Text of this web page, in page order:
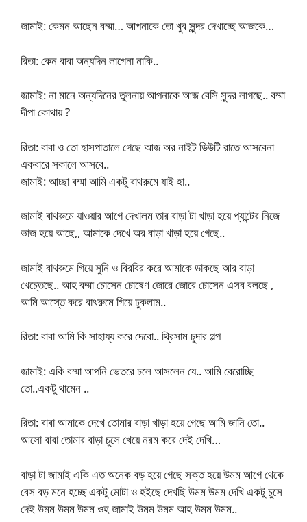
জামাই: কেমন আছেন বম্মা… আপনাকে তো খুব সুন্দর দেখাচ্ছে আজকে…
রিতা: কেন বাবা অন্যদিন লাগেনা নাকি..
জামাই: না মানে অন্যদিনের তুলনায় আপনাকে আজ বেসি সুন্দর লাগছে.. বম্মা
দীপা কোথায় ?
রিতা: বাবা ও তো হাসপাতালে গেছে আজ অর নাইট ডিউটি রাতে আসবেনা
একবারে সকালে আসবে..
জামাই: আচ্ছা বম্মা আমি একটু বাথরুমে যাই হা..
জামাই বাথরুমে যাওয়ার আগে দেখালম তার বাড়া টা খাড়া হয়ে প্যান্টের নিজে
ভাজ হয়ে আছে,, আমাকে দেখে অর বাড়া খাড়া হয়ে গেছে..
জামাই বাথরুমে গিয়ে সুনি ও বিরবির করে আমাকে ডাকছে আর বাড়া
খেচ্তেছে.. আহ বম্মা চোসেন চোষেণ জোরে জোরে চোসেন এসব বলছে ,
আমি আস্তে করে বাথরুমে গিয়ে ঢুকলাম..
রিতা: বাবা আমি কি সাহায্য করে দেবো.. থ্রিসাম চুদার গল্প
জামাই: একি বম্মা আপনি ভেতরে চলে আসলেন যে.. আমি বেরোচ্ছি
তো..একটু থামেন ..
রিতা: বাবা আমাকে দেখে তোমার বাড়া খাড়া হয়ে গেছে আমি জানি তো..
আসো বাবা তোমার বাড়া চুসে খেয়ে নরম করে দেই দেখি…
বাড়া টা জামাই একি এত অনেক বড় হয়ে গেছে সক্ত হয়ে উমম আগে থেকে
বেস বড় মনে হচ্ছে একটু মোটা ও হইছে দেখছি উমম উমম দেখি একটু চুসে
দেই উমম উমম উমম ওহ জামাই উমম উমম আহ উমম উমম..